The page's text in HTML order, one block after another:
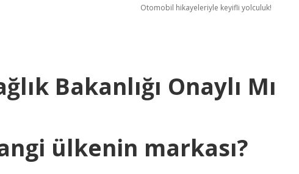
Otomobil hikayeleriyle keyifli yolculuk!
Bakanlığı Onaylı Mı
ülkenin markası?